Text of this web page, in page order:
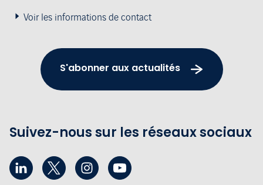
Voir les informations de contact
S'abonner aux actualités
Suivez-nous sur les réseaux sociaux